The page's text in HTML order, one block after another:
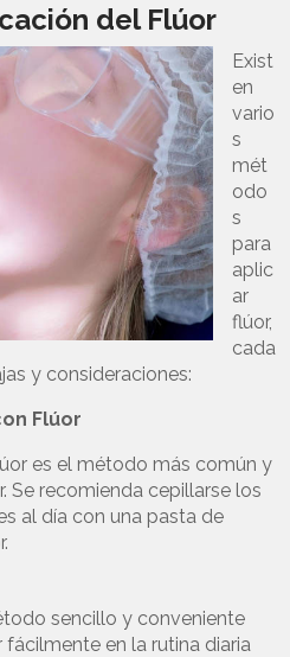
del Flúor
Exist
en
vario
s
mét
odo
s
para
aplic
ar
flúor,
cada
y consideraciones:
Flúor
es el método más común y
Se recomienda cepillarse los
al día con una pasta de
sencillo y conveniente
en la rutina diaria